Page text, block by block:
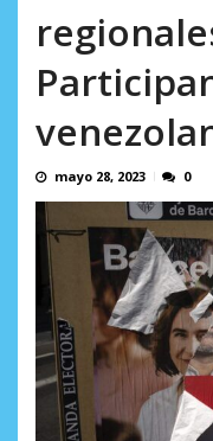
mayo 28, 2023 0